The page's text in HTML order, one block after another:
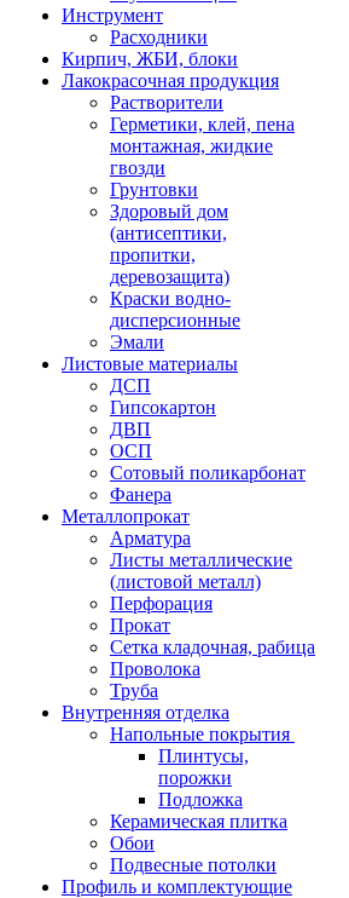
Инструмент
Расходники
Кирпич, ЖБИ, блоки
Лакокрасочная продукция
Растворители
Герметики, клей, пена
монтажная, жидкие
гвозди
Грунтовки
Здоровый дом
(антисептики,
пропитки,
деревозащита)
Краски водно-
дисперсионные
Эмали
Листовые материалы
ДСП
Гипсокартон
ДВП
ОСП
Сотовый поликарбонат
Фанера
Металлопрокат
Арматура
Листы металлические
(листовой металл)
Перфорация
Прокат
Сетка кладочная, рабица
Проволока
Труба
Внутренняя отделка
Напольные покрытия
Плинтусы,
порожки
Подложка
Керамическая плитка
Обои
Подвесные потолки
Профиль и комплектующие